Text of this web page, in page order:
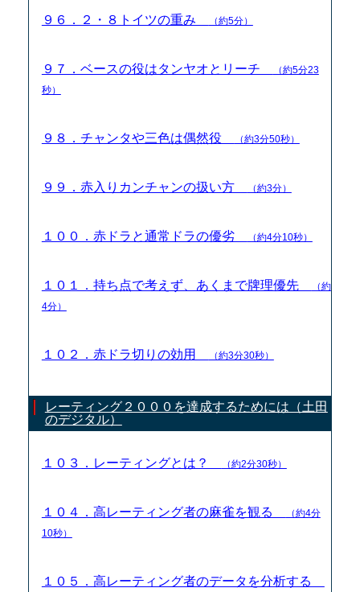
９６．２・８トイツの重み （約5分）
９７．ベースの役はタンヤオとリーチ
（約5分23
秒）
９８．チャンタや三色は偶然役 （約3分50秒）
９９．赤入りカンチャンの扱い方 （約3分）
１００．赤ドラと通常ドラの優劣 （約4分10秒）
１０１．持ち点で考えず、あくまで牌理優先
（約
4分）
１０２．赤ドラ切りの効用 （約3分30秒）
レーティング２０００を達成するためには（土田
のデジタル）
１０３．レーティングとは？ （約2分30秒）
１０４．高レーティング者の麻雀を観る
（約4分
10秒）
１０５．高レーティング者のデータを分析する